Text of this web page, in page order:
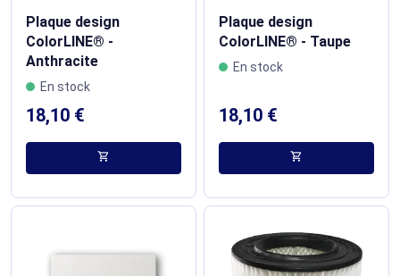
Plaque design
ColorLINE® -
Anthracite
En stock
18,10 €
shopping_cart
Plaque design
ColorLINE® - Taupe
En stock
18,10 €
shopping_cart